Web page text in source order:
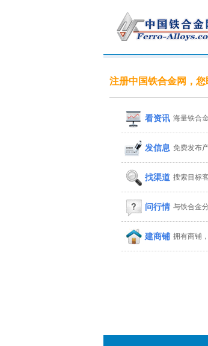
注册中国铁合金网，
看资讯 海量铁合
发信息 免费发布
找渠道 搜索目标
问行情 与铁合金
建商铺 拥有商铺